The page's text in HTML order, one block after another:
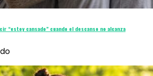
“estoy cansado” cuando el descanso no alcanza